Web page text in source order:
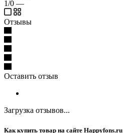
1/0 —
Отзывы
Оставить отзыв
Загрузка отзывов...
Как купить товар на сайте Happyfons.ru